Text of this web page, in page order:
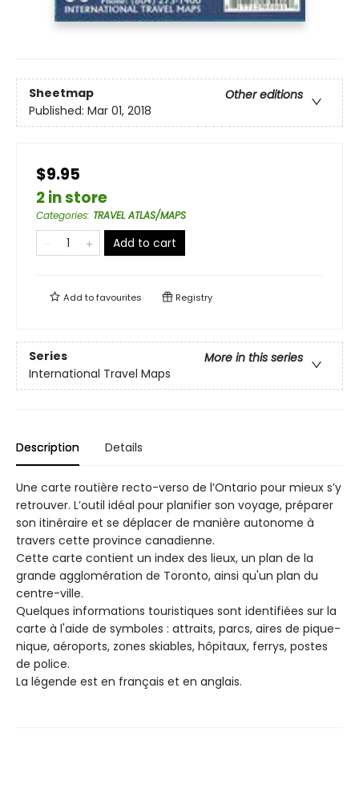
Sheetmap
Other editions
Published: Mar 01, 2018
$9.95
2 in store
Categories: TRAVEL ATLAS/MAPS
Add to cart
Add tofavourites Registry
Series
More in this series
International Travel Maps
Description Details
Une carte routière recto-verso de l’Ontario pour mieux s’y
retrouver. L’outil idéal pour planifier son voyage, préparer
son itinéraire et se déplacer de manière autonome à
travers cette province canadienne.
Cette carte contient un index des lieux, un plan de la
grande agglomération de Toronto, ainsi qu'un plan du
centre-ville.
Quelques informations touristiques sont identifiées sur la
carte à l'aide de symboles : attraits, parcs, aires de pique-
nique, aéroports, zones skiables, hôpitaux, ferrys, postes
de police.
La légende est en français et en anglais.